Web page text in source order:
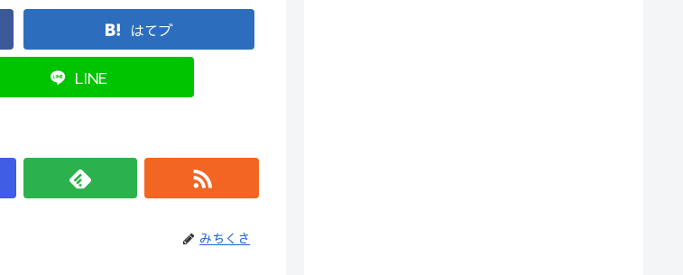
はてブ
LINE
みちくさ